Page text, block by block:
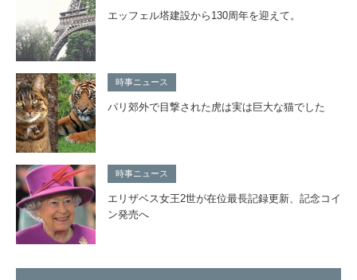
エッフェル塔建設から130周年を迎えて。
時事ニュース
パリ郊外で目撃された虎は実は巨大な猫でした
時事ニュース
エリザベス女王2世が在位最長記録更新、記念コイ
ン発売へ